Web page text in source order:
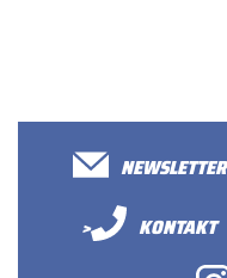
NEWSLETTER
>
KONTAKT